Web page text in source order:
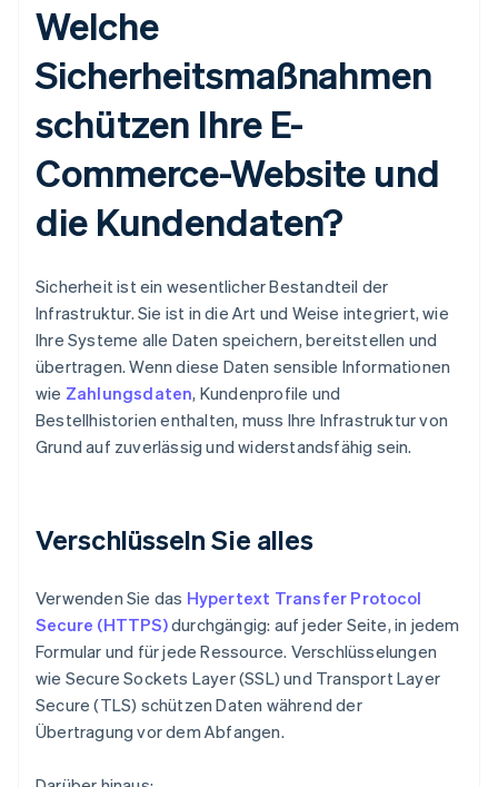
Welche
Sicherheitsmaßnahmen
schützen Ihre E-
Commerce-Website und
die Kundendaten?
Sicherheit ist ein wesentlicher Bestandteil der
Infrastruktur. Sie ist in die Art und Weise integriert, wie
Ihre Systeme alle Daten speichern, bereitstellen und
übertragen. Wenn diese Daten sensible Informationen
wie Zahlungsdaten, Kundenprofile und
Bestellhistorien enthalten, muss Ihre Infrastruktur von
Grund auf zuverlässig und widerstandsfähig sein.
Verschlüsseln Sie alles
Verwenden Sie das Hypertext Transfer Protocol
Secure (HTTPS)durchgängig: auf jeder Seite, in jedem
Formular und für jede Ressource. Verschlüsselungen
wie Secure Sockets Layer (SSL) und Transport Layer
Secure (TLS) schützen Daten während der
Übertragung vor dem Abfangen.